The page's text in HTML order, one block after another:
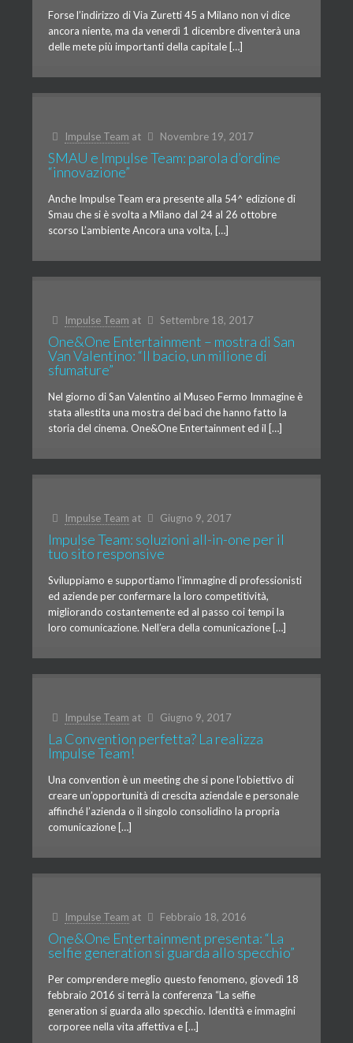
Forse l’indirizzo di Via Zuretti 45 a Milano non vi dice
ancora niente, ma da venerdì 1 dicembre diventerà una
delle mete più importanti della capitale […]
Impulse Team at Novembre 19, 2017
SMAU e Impulse Team: parola d’ordine
“innovazione”
Anche Impulse Team era presente alla 54^ edizione di
Smau che si è svolta a Milano dal 24 al 26 ottobre
scorso L’ambiente Ancora una volta, […]
Impulse Team at Settembre 18, 2017
One&One Entertainment – mostra di San
Van Valentino: “Il bacio, un milione di
sfumature”
Nel giorno di San Valentino al Museo Fermo Immagine è
stata allestita una mostra dei baci che hanno fatto la
storia del cinema. One&One Entertainment ed il […]
Impulse Team at Giugno 9, 2017
Impulse Team: soluzioni all-in-one per il
tuo sito responsive
Sviluppiamo e supportiamo l’immagine di professionisti
ed aziende per confermare la loro competitività,
migliorando costantemente ed al passo coi tempi la
loro comunicazione. Nell’era della comunicazione […]
Impulse Team at Giugno 9, 2017
La Convention perfetta? La realizza
Impulse Team!
Una convention è un meeting che si pone l’obiettivo di
creare un’opportunità di crescita aziendale e personale
affinché l’azienda o il singolo consolidino la propria
comunicazione […]
Impulse Team at Febbraio 18, 2016
One&One Entertainment presenta: “La
selfie generation si guarda allo specchio”
Per comprendere meglio questo fenomeno, giovedì 18
febbraio 2016 si terrà la conferenza “La selfie
generation si guarda allo specchio. Identità e immagini
corporee nella vita affettiva e […]